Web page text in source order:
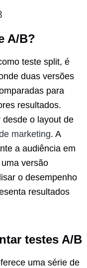
A/B?
teste split, é
duas versões
para
resultados.
o layout de
marketing. A
a audiência em
versão
o desempenho
resultados
testes A/B
uma série de